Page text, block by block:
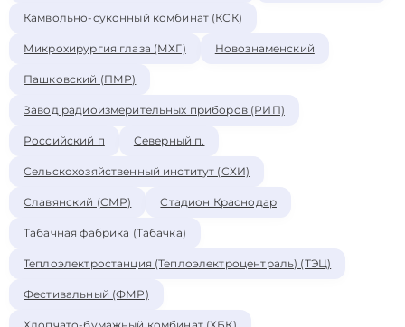
Камвольно-суконный комбинат (КСК)
Микрохирургия глаза (МХГ) Новознаменский
Пашковский (ПМР)
Завод радиоизмерительных приборов (РИП)
Российский п Северный п.
Сельскохозяйственный институт (СХИ)
Славянский (СМР) Стадион Краснодар
Табачная фабрика (Табачка)
Теплоэлектростанция (Теплоэлектроцентраль) (ТЭЦ)
Фестивальный (ФМР)